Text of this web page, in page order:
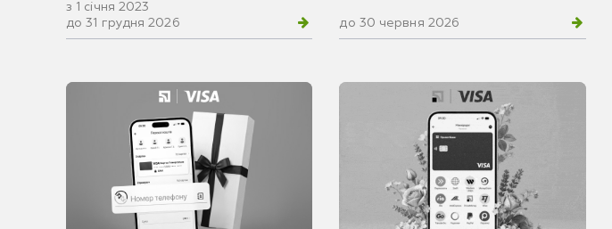
з 1 січня 2023
до 31 грудня 2026
до 30 червня 2026